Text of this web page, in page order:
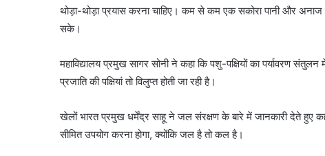
थोड़ा-थोड़ा प्रयास करना चाहिए। कम से कम एक सकोरा पानी और अनाज
सके।
महाविद्यालय प्रमुख सागर सोनी ने कहा कि पशु-पक्षियों का पर्यावरण
प्रजाति की पक्षियां तो विलुप्त होती जा रही है।
खेलों भारत प्रमुख धर्मेंद्र साहू ने जल संरक्षण के बारे में जानकारी देते
सीमित उपयोग करना होगा, क्योंकि जल है तो कल है।